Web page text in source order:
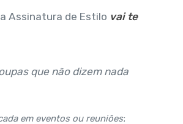
Assinatura de Estilo vai te
que não dizem nada
em eventos ou reuniões;